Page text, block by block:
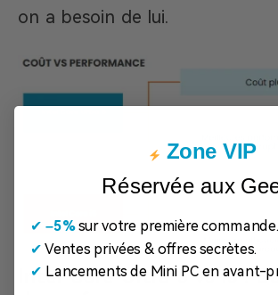
on a besoin de lui.
Intel Core Ultra 5 vs i5 :
Zone VIP
Réservée aux
✔ ​–5%sur votre première commande.
✔ Ventes privées & offres secrètes.
✔ Lancements de Mini PC en avant-